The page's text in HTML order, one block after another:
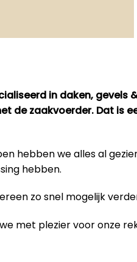
in daken, gevels
de zaakvoerder. Dat is
hebben we alles al
hebben.
zo snel mogelijk
met plezier voor onze